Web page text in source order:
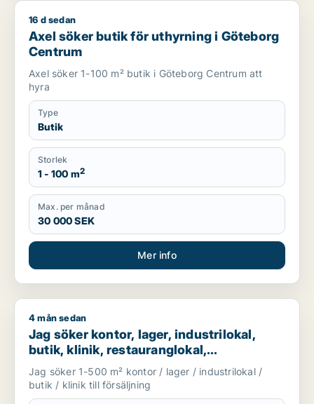
Axel söker butik för uthyrning i Göteborg Centrum
16 d sedan
Axel söker butik för uthyrning i Göteborg
Centrum
Axel söker 1-100 m² butik i Göteborg Centrum att
hyra
Type
Butik
Storlek
1 - 100 m2
Max. per månad
30 000 SEK
Mer info
Jag söker kontor, lager, industrilokal, butik, klinik,
4 mån sedan
Jag söker kontor, lager, industrilokal,
butik, klinik, restauranglokal,
fastighetsmark, bostadsfastighet, hotell
eller garage till salu i Linköping,
Falkenberg eller Varberg m.fl.
Jag söker 1-500 m² kontor / lager / industrilokal /
butik / klinik till försäljning